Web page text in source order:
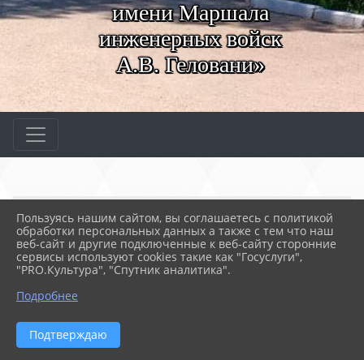
имени Маршала
инженерных войск
А.В. Геловани»
Главная МЕРОПРИЯТИЯ
Новости
Виртуальный театр «Бли...
27.03.2025 08:04
ВИРТУАЛЬНЫЙ ТЕАТР «БЛИЖЕ, ЧЕМ
Пользуясь нашим сайтом, вы соглашаетесь с политикой
обработки персональных данных а также с тем что наш
веб-сайт и другие подключенные к веб-сайту сторонние
сервисы используют cookies такие как "Госуслуги",
"PRO.Культура", "Спутник аналитика".
Подробнее
Подтверждаю